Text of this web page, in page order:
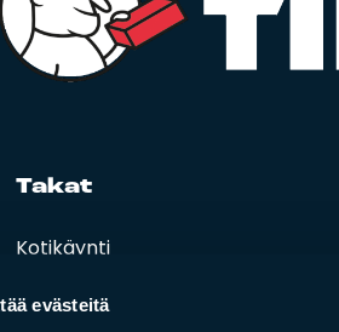
evästeitä
Ta­kat
Kotikäynti
Ohjeet ja oppaat